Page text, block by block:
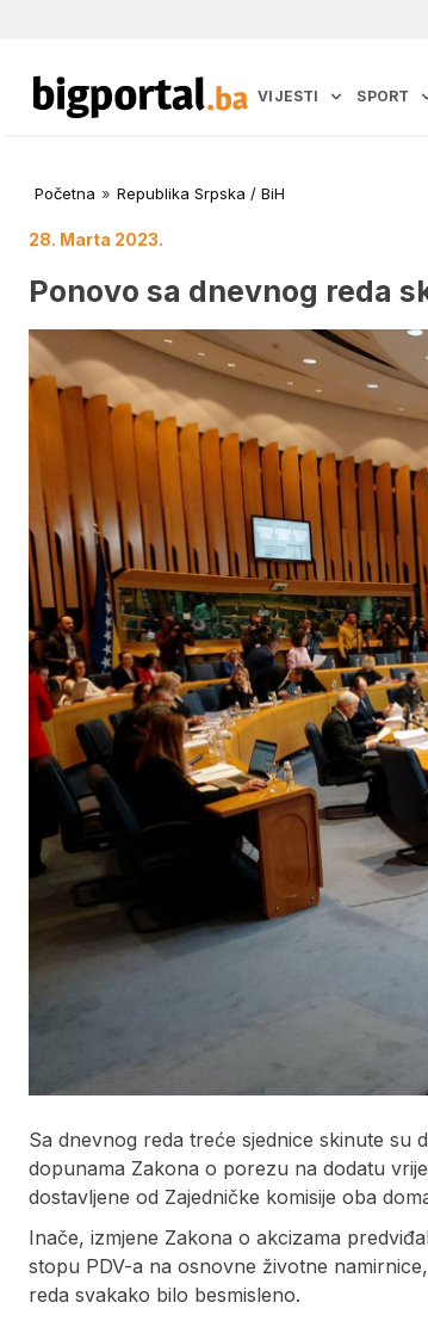
VIJESTI SPORT
Početna » Republika Srpska / BiH
28. Marta 2023.
Ponovo sa dnevnog reda
Sa dnevnog reda treće sjednice skinute su
dopunama Zakona o porezu na dodatu
dostavljene od Zajedničke komisije oba
Inače, izmjene Zakona o akcizama
stopu PDV-a na osnovne životne
reda svakako bilo besmisleno.